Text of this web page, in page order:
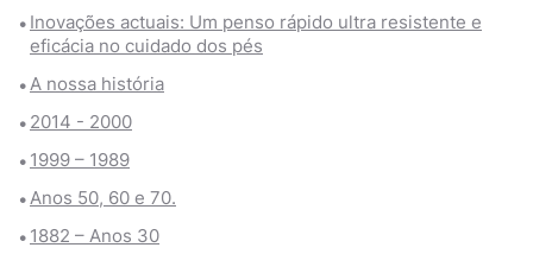
Inovações actuais: Um penso rápido ultra resistente e
eficácia no cuidado dos pés
A nossa história
2014 - 2000
1999 – 1989
Anos 50, 60 e 70.
1882 – Anos 30